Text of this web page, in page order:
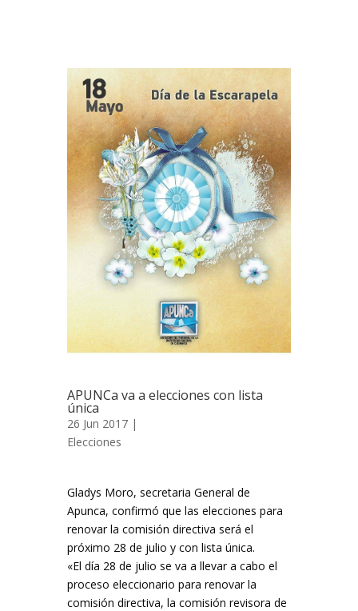
APUNCa va a elecciones con lista
única
26 Jun 2017 |
Elecciones
Gladys Moro, secretaria General de
Apunca, confirmó que las elecciones para
renovar la comisión directiva será el
próximo 28 de julio y con lista única.
«El día 28 de julio se va a llevar a cabo el
proceso eleccionario para renovar la
comisión directiva, la comisión revisora de